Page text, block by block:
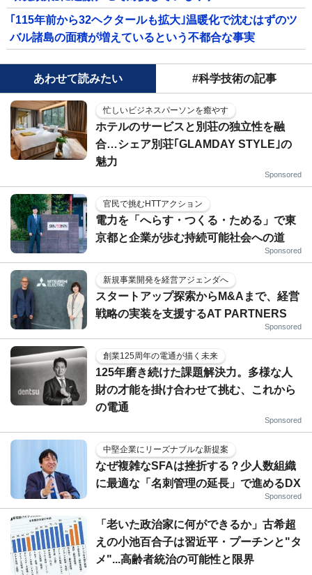
｢115年前から32ヘクタールも拡大｣温暖化で沈むはずのツ
バル諸島の面積が増えているという不都合な事実
あわせて読みたい #科学技術の記事
忙しいビジネスパーソンを癒やす
ホテルのサービスと別荘の独立性を融
合…シェア別荘｢GLAMDAY STYLE｣の
魅力
Sponsored
官民で挑むHTTアクション
電力を「へらす・つくる・ためる」で東
京都と企業が歩む持続可能社会への道
Sponsored
新規事業開発を経営アジェンダへ
スタートアップ探索からM&Aまで、経営
戦略の実装を支援するAT PARTNERS
Sponsored
創業125周年の電通が描く未来
125年磨き続けた課題解決力。多様な人
財の才能を掛け合わせて挑む、これから
の電通
Sponsored
中堅企業にリーズナブルな新提案
なぜ複雑なSFAは挫折する？少人数組織
に最適な「名刺管理の延長」で進めるDX
Sponsored
「老いた政治家に何ができるか」古希超
えの小池百合子は習近平・プーチンと"タ
メ"...高齢者統治の可能性と限界